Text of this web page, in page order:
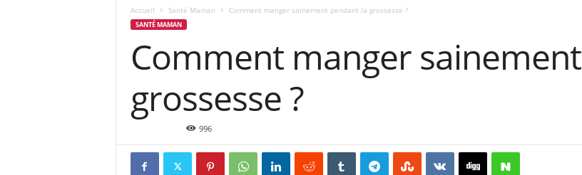
Accueil Santé Maman Comment manger sainement pendant la grossesse ?
SANTÉ MAMAN
Comment manger
grossesse ?
996